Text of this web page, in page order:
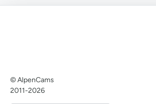
© AlpenCams
2011-2026